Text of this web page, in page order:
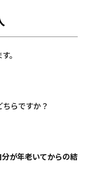
。
らですか？
分が年老いてからの結